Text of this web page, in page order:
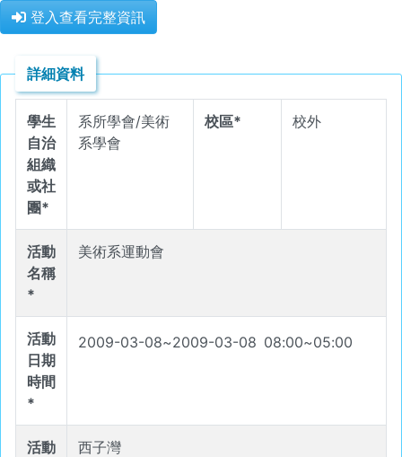
登入查看完整資訊
詳細資料
學生
自治
組織
或社
團*
系所學會/美術
系學會
校區* 校外
活動
名稱
*
美術系運動會
活動
日期
時間
*
2009-03-08~2009-03-08 08:00~05:00
活動
西子灣